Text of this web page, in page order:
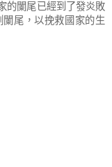
的闌尾已經到了發炎敗
尾，以挽救國家的生